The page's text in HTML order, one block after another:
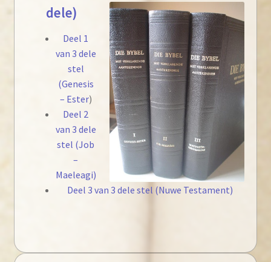
dele)
Deel 1
van 3 dele
stel
(Genesis
– Ester)
Deel 2
van 3 dele
stel (Job
–
Maeleagi)
Deel 3 van 3 dele stel (Nuwe Testament)